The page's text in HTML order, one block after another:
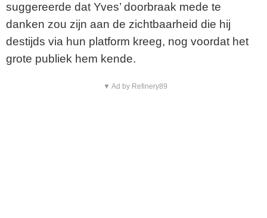
suggereerde dat Yves’ doorbraak mede te
danken zou zijn aan de zichtbaarheid die hij
destijds via hun platform kreeg, nog voordat het
grote publiek hem kende.
▼ Ad by Refinery89